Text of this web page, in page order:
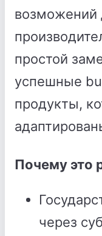
возможений
простой
успешные
продукты,
Почему это
через